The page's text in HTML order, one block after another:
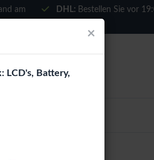
am
DHL: Bestellen Sie vor
×
LCD's, Battery,